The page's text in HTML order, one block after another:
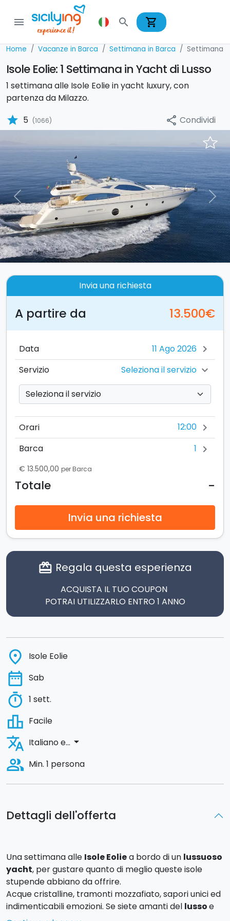
menu search shopping_cart
Home Vacanze in Barca Settimana in Barca Settimana
Isole Eolie: 1 Settimana in Yacht di Lusso
1 settimana alle Isole Eolie in yacht luxury, con
partenza da Milazzo.
star 5 (1066) share Condividi
Previous Next
Dettagli dell'offerta
Una settimana alle Isole Eoliea bordo di un lussuoso
yacht, per gustare quanto di meglio queste isole
stupende abbiano da offrire.
Acque cristalline, tramonti mozzafiato, sapori unici ed
indimenticabili emozioni. Se siete amanti del lussoe
Invia una richiesta
A partire da 13.500€
Data chevron_right
Servizio Seleziona il servizio chevron_right
Orari 12:00 chevron_right
Barca 1 chevron_right
€ 13.500,00 per Barca
Totale -
Invia una richiesta
card_giftcard Regala questa esperienza
ACQUISTA IL TUO COUPON
POTRAI UTILIZZARLO ENTRO 1 ANNO
place Isole Eolie
date_range Sab
timer 1 sett.
leaderboard Facile
translate Italiano e... arrow_drop_down
people_alt Min. 1 persona